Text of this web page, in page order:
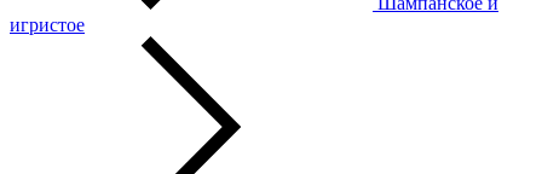
игристое